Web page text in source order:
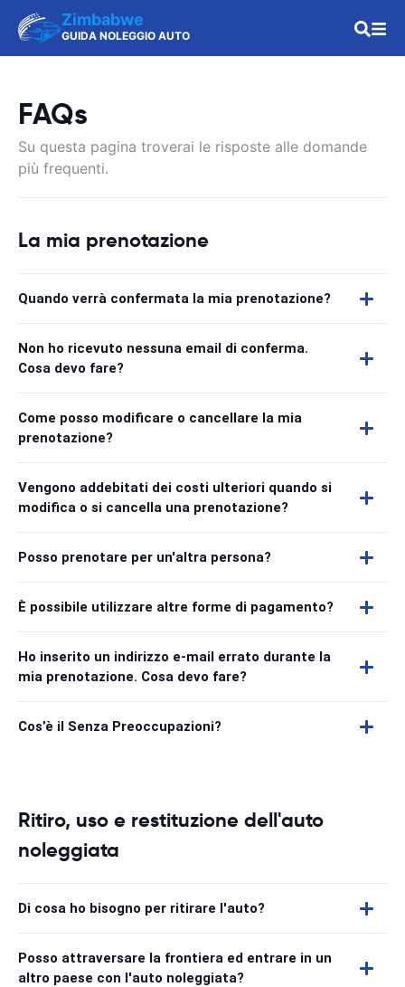
Zimbabwe
GUIDA NOLEGGIO AUTO
FAQs
Su questa pagina troverai le risposte alle domande
più frequenti.
La mia prenotazione
Quando verrà confermata la mia prenotazione?
Non ho ricevuto nessuna email di conferma.
Cosa devo fare?
Come posso modificare o cancellare la mia
prenotazione?
Vengono addebitati dei costi ulteriori quando si
modifica o si cancella una prenotazione?
Posso prenotare per un'altra persona?
È possibile utilizzare altre forme di pagamento?
Ho inserito un indirizzo e-mail errato durante la
mia prenotazione. Cosa devo fare?
Cos’è il Senza Preoccupazioni?
Ritiro, uso e restituzione dell'auto
noleggiata
Di cosa ho bisogno per ritirare l'auto?
Posso attraversare la frontiera ed entrare in un
altro paese con l'auto noleggiata?